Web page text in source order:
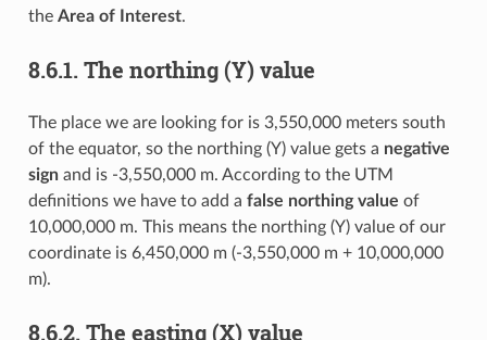
the Area of Interest.
8.6.1. The northing (Y) value
The place we are looking for is 3,550,000 meters south
of the equator, so the northing (Y) value gets a negative
signand is -3,550,000 m. According to the UTM
definitions we have to add a false northing value of
10,000,000 m. This means the northing (Y) value of our
coordinate is 6,450,000 m (-3,550,000 m + 10,000,000
m).
8.6.2. The easting (X) value